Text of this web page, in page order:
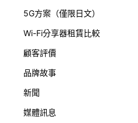
5G方案（僅限日文）
Wi-Fi分享器租賃比較
顧客評價
品牌故事
新聞
媒體訊息